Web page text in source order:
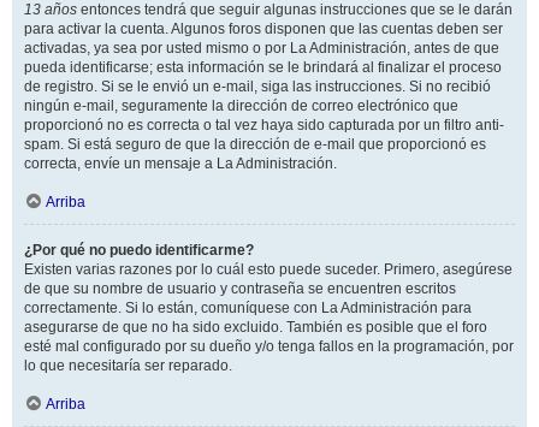
13 años entonces tendrá que seguir algunas instrucciones que se le darán
para activar la cuenta. Algunos foros disponen que las cuentas deben ser
activadas, ya sea por usted mismo o por La Administración, antes de que
pueda identificarse; esta información se le brindará al finalizar el proceso
de registro. Si se le envió un e-mail, siga las instrucciones. Si no recibió
ningún e-mail, seguramente la dirección de correo electrónico que
proporcionó no es correcta o tal vez haya sido capturada por un filtro anti-
spam. Si está seguro de que la dirección de e-mail que proporcionó es
correcta, envíe un mensaje a La Administración.
Arriba
¿Por qué no puedo identificarme?
Existen varias razones por lo cuál esto puede suceder. Primero, asegúrese
de que su nombre de usuario y contraseña se encuentren escritos
correctamente. Si lo están, comuníquese con La Administración para
asegurarse de que no ha sido excluido. También es posible que el foro
esté mal configurado por su dueño y/o tenga fallos en la programación, por
lo que necesitaría ser reparado.
Arriba